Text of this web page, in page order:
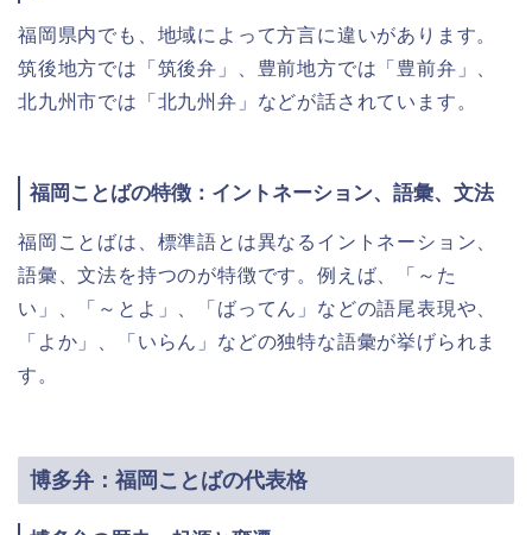
福岡県内でも、地域によって方言に違いがあります。
筑後地方では「筑後弁」、豊前地方では「豊前弁」、
北九州市では「北九州弁」などが話されています。
福岡ことばの特徴：イントネーション、語彙、文法
福岡ことばは、標準語とは異なるイントネーション、
語彙、文法を持つのが特徴です。例えば、「～た
い」、「～とよ」、「ばってん」などの語尾表現や、
「よか」、「いらん」などの独特な語彙が挙げられま
す。
博多弁：福岡ことばの代表格